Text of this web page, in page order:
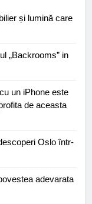
și lumină care
„Backrooms” in
un iPhone este
de aceasta
Oslo într-
adevarata